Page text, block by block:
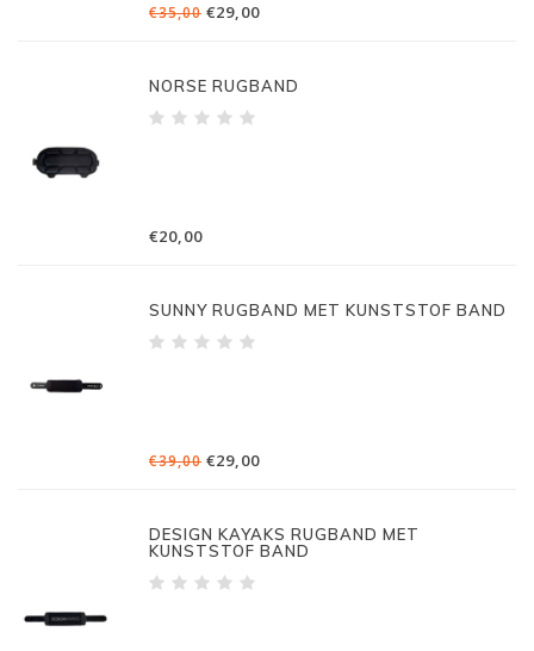
€35,00 €29,00
NORSE RUGBAND
€20,00
SUNNY RUGBAND MET KUNSTSTOF BAND
€39,00 €29,00
DESIGN KAYAKS RUGBAND MET
KUNSTSTOF BAND